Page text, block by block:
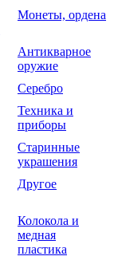
Монеты, ордена
Антикварное
оружие
Серебро
Техника и
приборы
Старинные
украшения
Другое
Колокола и
медная
пластика